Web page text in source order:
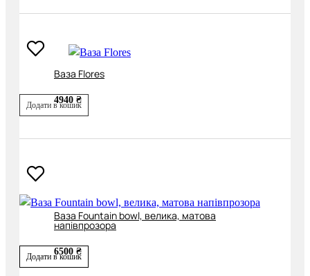
Ваза Flores
4940 ₴
Додати в кошик
Ваза Fountain bowl, велика, матова
напівпрозора
6500 ₴
Додати в кошик